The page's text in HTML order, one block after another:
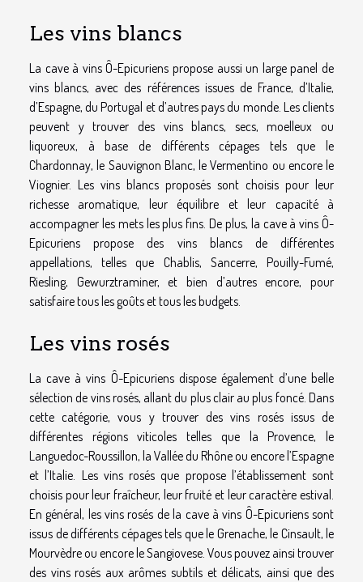
Les vins blancs
La cave à vins Ô-Epicuriens propose aussi un large panel de
vins blancs, avec des références issues de France, d’Italie,
d’Espagne, du Portugal et d’autres pays du monde. Les clients
peuvent y trouver des vins blancs, secs, moelleux ou
liquoreux, à base de différents cépages tels que le
Chardonnay, le Sauvignon Blanc, le Vermentino ou encore le
Viognier. Les vins blancs proposés sont choisis pour leur
richesse aromatique, leur équilibre et leur capacité à
accompagner les mets les plus fins. De plus, la cave à vins Ô-
Epicuriens propose des vins blancs de différentes
appellations, telles que Chablis, Sancerre, Pouilly-Fumé,
Riesling, Gewurztraminer, et bien d’autres encore, pour
satisfaire tous les goûts et tous les budgets.
Les vins rosés
La cave à vins Ô-Epicuriens dispose également d’une belle
sélection de vins rosés, allant du plus clair au plus foncé. Dans
cette catégorie, vous y trouver des vins rosés issus de
différentes régions viticoles telles que la Provence, le
Languedoc-Roussillon, la Vallée du Rhône ou encore l’Espagne
et l’Italie. Les vins rosés que propose l’établissement sont
choisis pour leur fraîcheur, leur fruité et leur caractère estival.
En général, les vins rosés de la cave à vins Ô-Epicuriens sont
issus de différents cépages tels que le Grenache, le Cinsault, le
Mourvèdre ou encore le Sangiovese. Vous pouvez ainsi trouver
des vins rosés aux arômes subtils et délicats, ainsi que des